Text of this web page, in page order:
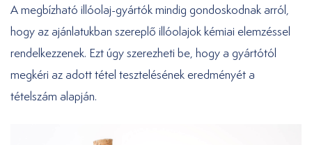
A megbízható illóolaj-gyártók mindig gondoskodnak arról,
hogy az ajánlatukban szereplő illóolajok kémiai elemzéssel
rendelkezzenek. Ezt úgy szerezheti be, hogy a gyártótól
megkéri az adott tétel tesztelésének eredményét a
tételszám alapján.